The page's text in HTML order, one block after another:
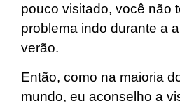
pouco visitado, você não
problema indo durante a
verão.
Então, como na maioria
mundo, eu aconselho a